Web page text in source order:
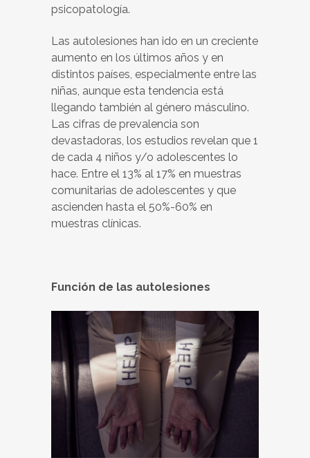
psicopatología.
Las autolesiones han ido en un creciente
aumento en los últimos años y en
distintos países, especialmente entre las
niñas, aunque esta tendencia está
llegando también al género másculino.
Las cifras de prevalencia son
devastadoras, los estudios revelan que 1
de cada 4 niños y/o adolescentes lo
hace. Entre el 13% al 17% en muestras
comunitarias de adolescentes y que
ascienden hasta el 50%-60% en
muestras clínicas.
Función de las autolesiones